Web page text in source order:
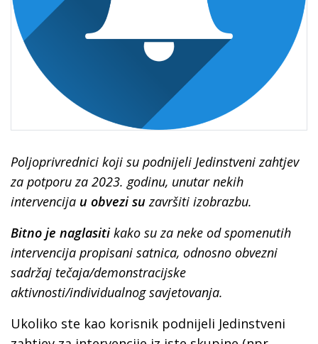
Poljoprivrednici koji su podnijeli Jedinstveni zahtjev
za potporu za 2023. godinu, unutar nekih
intervencija u obvezi suzavršiti izobrazbu.
Bitno je naglasitikako su za neke od spomenutih
intervencija propisani satnica, odnosno obvezni
sadržaj tečaja/demonstracijske
aktivnosti/individualnog savjetovanja.
Ukoliko ste kao korisnik podnijeli Jedinstveni